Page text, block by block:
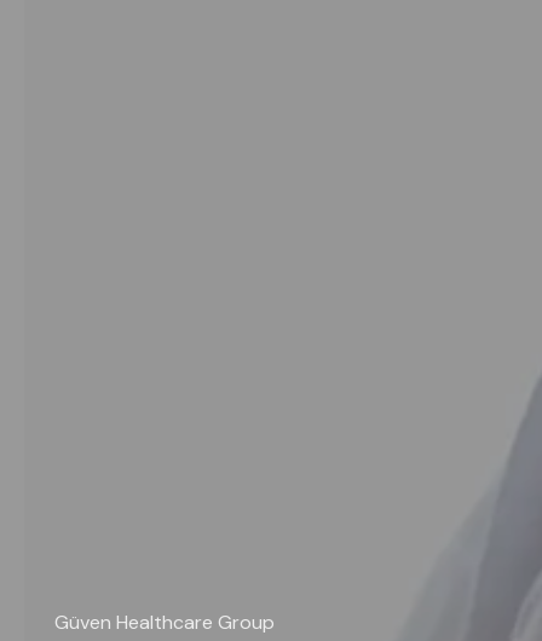
Güven Healthcare Group